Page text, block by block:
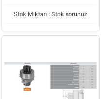
Stok Miktarı : Stok sorunuz